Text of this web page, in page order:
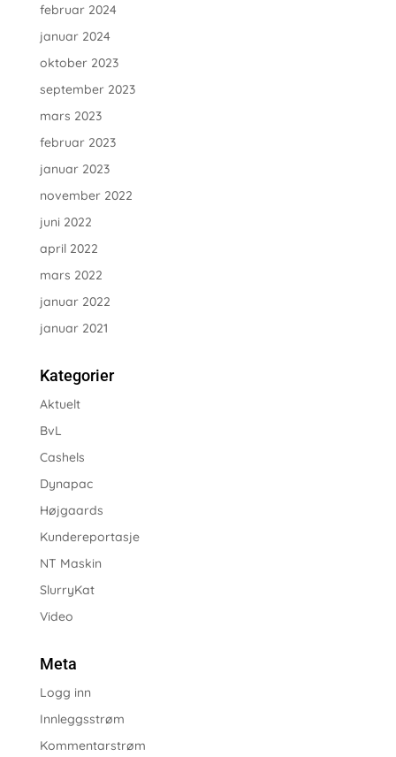
februar 2024
januar 2024
oktober 2023
september 2023
mars 2023
februar 2023
januar 2023
november 2022
juni 2022
april 2022
mars 2022
januar 2022
januar 2021
Kategorier
Aktuelt
BvL
Cashels
Dynapac
Højgaards
Kundereportasje
NT Maskin
SlurryKat
Video
Meta
Logg inn
Innleggsstrøm
Kommentarstrøm